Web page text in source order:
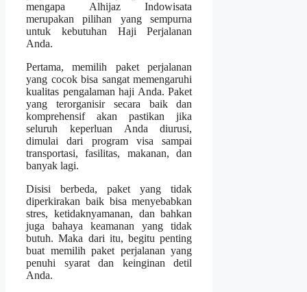
mengapa Alhijaz Indowisata
merupakan pilihan yang sempurna
untuk kebutuhan Haji Perjalanan
Anda.
Pertama, memilih paket perjalanan
yang cocok bisa sangat memengaruhi
kualitas pengalaman haji Anda. Paket
yang terorganisir secara baik dan
komprehensif akan pastikan jika
seluruh keperluan Anda diurusi,
dimulai dari program visa sampai
transportasi, fasilitas, makanan, dan
banyak lagi.
Disisi berbeda, paket yang tidak
diperkirakan baik bisa menyebabkan
stres, ketidaknyamanan, dan bahkan
juga bahaya keamanan yang tidak
butuh. Maka dari itu, begitu penting
buat memilih paket perjalanan yang
penuhi syarat dan keinginan detil
Anda.